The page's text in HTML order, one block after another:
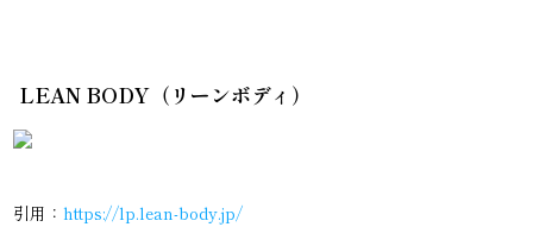
LEAN BODY（リーンボディ）
引用：https://lp.lean-body.jp/